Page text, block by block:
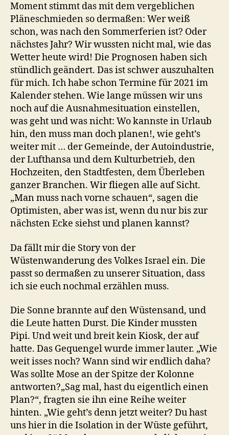
Moment stimmt das mit dem vergeblichen
Pläneschmie­den so dermaßen: Wer weiß
schon, was nach den Sommerferien ist? Oder
nächstes Jahr? Wir wussten nicht mal, wie das
Wetter heute wird! Die Prognosen haben sich
stündlich geändert. Das ist schwer auszuhalten
für mich. Ich habe schon Termine für 2021 im
Kalender stehen. Wie lange müssen wir uns
noch auf die Ausnahmesituation einstellen,
was geht und was nicht: Wo kannste in Urlaub
hin, den muss man doch planen!, wie geht’s
weiter mit … der Gemeinde, der Autoindustrie,
der Lufthansa und dem Kulturbetrieb, den
Hochzeiten, den Stadtfesten, dem Überleben
ganzer Branchen. Wir fliegen alle auf Sicht.
„Man muss nach vorne schauen“, sagen die
Optimisten, aber was ist, wenn du nur bis zur
nächsten Ecke siehst und planen kannst?
Da fällt mir die Story von der
Wüstenwanderung des Volkes Israel ein. Die
passt so dermaßen zu unserer Situation, dass
ich sie euch nochmal erzählen muss.
Die Sonne brannte auf den Wüstensand, und
die Leute hatten Durst. Die Kinder mussten
Pipi. Und weit und breit kein Kiosk, der auf
hatte. Das Gequengel wurde immer lauter. „Wie
weit isses noch? Wann sind wir endlich daha?
Was sollte Mose an der Spitze der Kolonne
antworten?„Sag mal, hast du eigentlich einen
Plan?“, fragten sie ihn eine Reihe weiter
hinten. „Wie geht’s denn jetzt weiter? Du hast
uns hier in die Isolation in der Wüste geführt,